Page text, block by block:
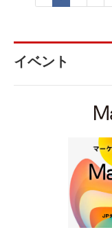
イベント